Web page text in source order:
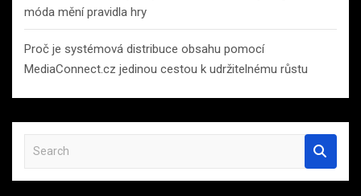
móda mění pravidla hry
Proč je systémová distribuce obsahu pomocí
MediaConnect.cz jedinou cestou k udržitelnému růstu
a